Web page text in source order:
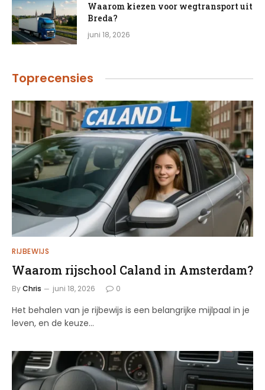
Waarom kiezen voor wegtransport uit
Breda?
juni 18, 2026
Toprecensies
RIJBEWIJS
Waarom rijschool Caland in Amsterdam?
ByChris juni 18, 2026 0
Het behalen van je rijbewijs is een belangrijke mijlpaal in je
leven, en de keuze…